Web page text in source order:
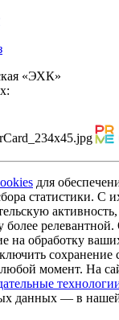
«ЭХК»
для
статистики.
более релевантной.
на обработку
сохранение
любой момент. На
данных — в